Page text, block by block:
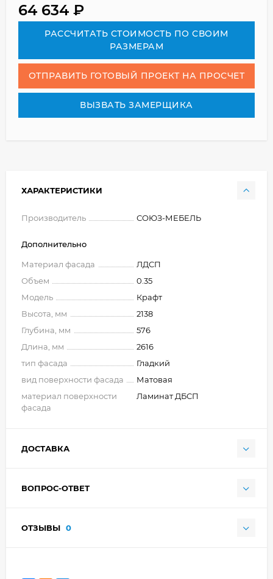
64 634 ₽
РАСCЧИТАТЬ СТОИМОСТЬ ПО СВОИМ
РАЗМЕРАМ
ОТПРАВИТЬ ГОТОВЫЙ ПРОЕКТ НА ПРОСЧЕТ
ВЫЗВАТЬ ЗАМЕРЩИКА
ХАРАКТЕРИСТИКИ
Производитель СОЮЗ-МЕБЕЛЬ
Дополнительно
Материал фасада
ЛДСП
Объем
0.35
Модель
Крафт
Высота, мм
2138
Глубина, мм
576
Длина, мм
2616
тип фасада
Гладкий
вид поверхности фасада
Матовая
материал поверхности
фасада
Ламинат ДБСП
ДОСТАВКА
ВОПРОС-ОТВЕТ
ОТЗЫВЫ 0